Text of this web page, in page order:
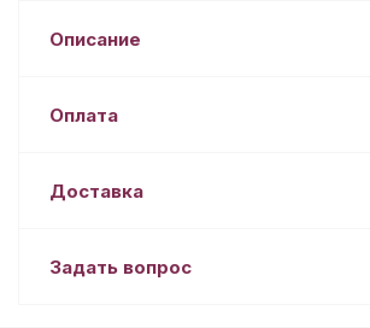
Описание
Оплата
Доставка
Задать вопрос